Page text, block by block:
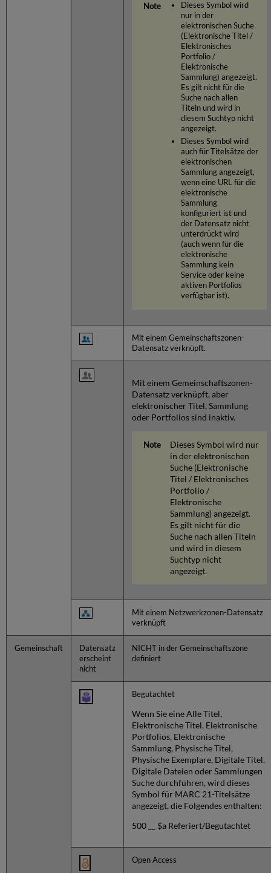
Dieses Symbol wird
nur in der
elektronischen Suche
(Elektronische Titel /
Elektronisches
Portfolio /
Elektronische
Sammlung) angezeigt.
Es gilt nicht für die
Suche nach allen
Titeln und wird in
diesem Suchtyp nicht
angezeigt.
Dieses Symbol wird
auch für Titelsätze der
elektronischen
Sammlung angezeigt,
wenn eine URL für die
elektronische
Sammlung
konfiguriert ist und
der Datensatz nicht
unterdrückt wird
(auch wenn für die
elektronische
Sammlung kein
Service oder keine
aktiven Portfolios
verfügbar ist).
Mit einem Gemeinschaftszonen-
Datensatz verknüpft.
Mit einem Gemeinschaftszonen-
Datensatz verknüpft, aber
elektronischer Titel, Sammlung
oder Portfolios sind inaktiv.
Dieses Symbol wird nur
in der elektronischen
Suche (Elektronische
Titel / Elektronisches
Portfolio /
Elektronische
Sammlung) angezeigt.
Es gilt nicht für die
Suche nach allen Titeln
und wird in diesem
Suchtyp nicht
angezeigt.
Mit einem Netzwerkzonen-Datensatz
verknüpft
Gemeinschaft
Datensatz
erscheint
nicht
NICHT in der Gemeinschaftszone
definiert
Begutachtet
Wenn Sie eine Alle Titel,
Elektronische Titel, Elektronische
Portfolios, Elektronische
Sammlung, Physische Titel,
Physische Exemplare, Digitale Titel,
Digitale Dateien oder Sammlungen
Suche durchführen, wird dieses
Symbol für MARC 21-Titelsätze
angezeigt, die Folgendes enthalten:
500 __ $a Referiert/Begutachtet
Open Access